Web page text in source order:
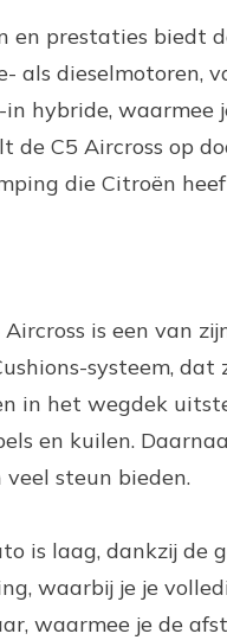
en prestaties biedt
als dieselmotoren,
in hybride,
C5 Aircross op
die Citroën
is een van
systeem,
in het wegdek
en kuilen.
steun bieden.
is laag, dankzij de
waarbij je je
waarmee je de